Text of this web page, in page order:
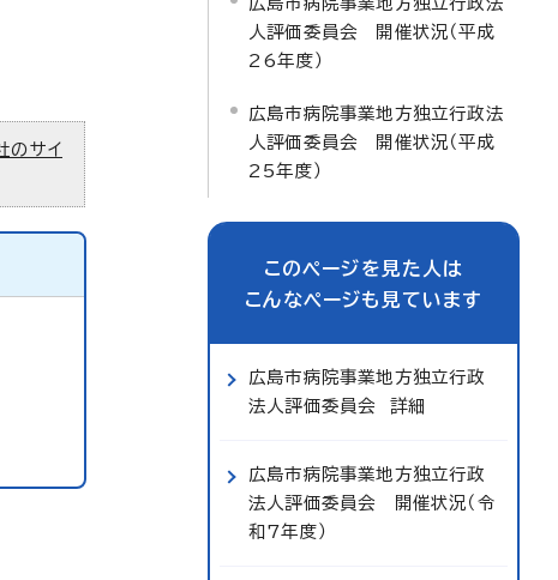
のサイ
人評価委員会 開催状況（平成
26年度）
広島市病院事業地方独立行政法
人評価委員会 開催状況（平成
25年度）
このページを見た人は
こんなページも見ています
広島市病院事業地方独立行政
法人評価委員会 詳細
広島市病院事業地方独立行政
法人評価委員会 開催状況（令
和7年度）